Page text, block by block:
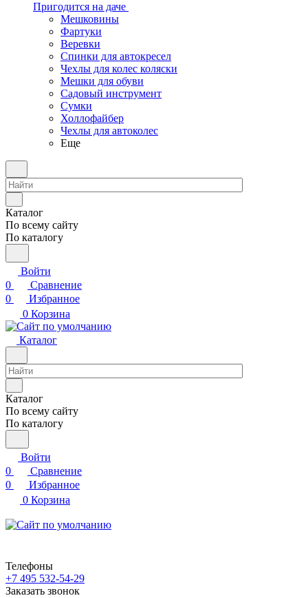
Пригодится на даче
Мешковины
Фартуки
Веревки
Спинки для автокресел
Чехлы для колес коляски
Мешки для обуви
Садовый инструмент
Сумки
Холлофайбер
Чехлы для автоколес
Еще
Каталог
По всему сайту
По каталогу
Войти
0
Сравнение
0
Избранное
0 Корзина
Каталог
Каталог
По всему сайту
По каталогу
Войти
0
Сравнение
0
Избранное
0 Корзина
Телефоны
+7 495 532-54-29
Заказать звонок